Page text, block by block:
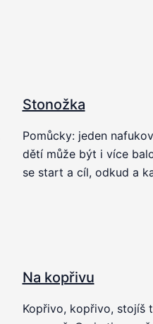
Stonožka
Pomůcky: jeden
dětí může být i více
se start a cíl, odkud a
Na kopřivu
Kopřivo, kopřivo, stojíš